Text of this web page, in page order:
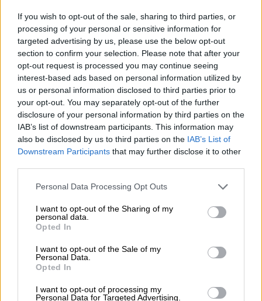
If you wish to opt-out of the sale, sharing to third parties, or
processing of your personal or sensitive information for
targeted advertising by us, please use the below opt-out
section to confirm your selection. Please note that after your
opt-out request is processed you may continue seeing
interest-based ads based on personal information utilized by
us or personal information disclosed to third parties prior to
your opt-out. You may separately opt-out of the further
disclosure of your personal information by third parties on the
IAB’s list of downstream participants. This information may
also be disclosed by us to third parties on the IAB’s List of
Downstream Participants that may further disclose it to other
Personal Data Processing Opt Outs
I want to opt-out of the Sharing of my
personal data.
Opted In
I want to opt-out of the Sale of my
Personal Data.
Opted In
I want to opt-out of processing my
Personal Data for Targeted Advertising.
OUR ECOSYSTEM